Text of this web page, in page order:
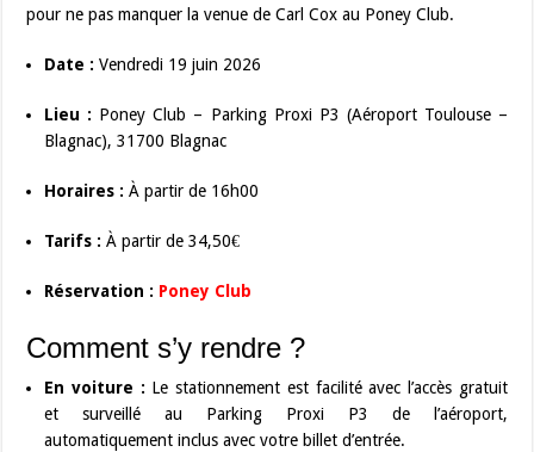
pour ne pas manquer la venue de Carl Cox au Poney Club.
Date : Vendredi 19 juin 2026
Lieu : Poney Club – Parking Proxi P3 (Aéroport Toulouse –
Blagnac), 31700 Blagnac
Horaires : À partir de 16h00
Tarifs : À partir de 34,50€
Réservation : Poney Club
Comment s’y rendre ?
En voiture : Le stationnement est facilité avec l’accès gratuit
et surveillé au Parking Proxi P3 de l’aéroport,
automatiquement inclus avec votre billet d’entrée.